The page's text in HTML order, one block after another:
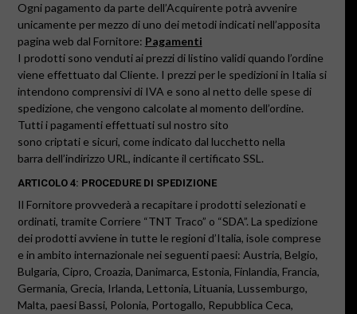
Ogni pagamento da parte dell’Acquirente potrà avvenire
unicamente per mezzo di uno dei metodi indicati nell’apposita
pagina web dal Fornitore: Pagamenti
I prodotti sono venduti ai prezzi di listino validi quando l’ordine
viene effettuato dal Cliente. I prezzi per le spedizioni in Italia si
intendono comprensivi di IVA e sono al netto delle spese di
spedizione, che vengono calcolate al momento dell’ordine.
Tutti i pagamenti effettuati sul nostro sito
sono criptati e sicuri, come indicato dal lucchetto nella
barra dell’indirizzo URL, indicante il certificato SSL.
ARTICOLO 4: PROCEDURE DI SPEDIZIONE
Il Fornitore provvederà a recapitare i prodotti selezionati e
ordinati, tramite Corriere “TNT Traco” o “SDA”. La spedizione
dei prodotti avviene in tutte le regioni d’Italia, isole comprese
e in ambito internazionale nei seguenti paesi: Austria, Belgio,
Bulgaria, Cipro, Croazia, Danimarca, Estonia, Finlandia, Francia,
Germania, Grecia, Irlanda, Lettonia, Lituania, Lussemburgo,
Malta, paesi Bassi, Polonia, Portogallo, Repubblica Ceca,